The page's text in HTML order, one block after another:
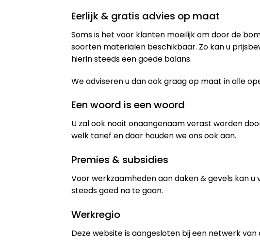
Eerlijk & gratis advies op maat
Soms is het voor klanten moeilijk om door de
soorten materialen beschikbaar. Zo kan u
hierin steeds een goede balans.
We adviseren u dan ook graag op maat in alle
Een woord is een woord
U zal ook nooit onaangenaam verast worden
welk tarief en daar houden we ons ook aan.
Premies & subsidies
Voor werkzaamheden aan daken & gevels kan
steeds goed na te gaan.
Werkregio
Deze website is aangesloten bij een netwerk